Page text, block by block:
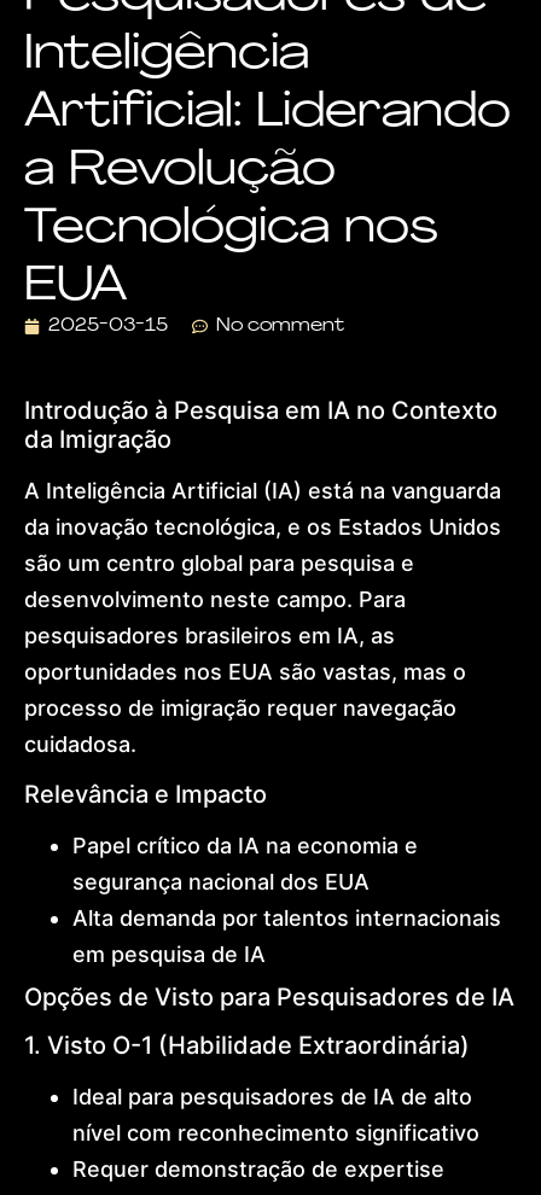
Visa
Gonçalves
Offices
About
Practice
European
Dubai
&
Golden
Dr.
Contact
Inteligência
Artificial: Liderando
a Revolução
Tecnológica nos
EUA
2025-03-15 No comment
Introdução à Pesquisa em IA no Contexto
da Imigração
A Inteligência Artificial (IA) está na vanguarda
da inovação tecnológica, e os Estados Unidos
são um centro global para pesquisa e
desenvolvimento neste campo. Para
pesquisadores brasileiros em IA, as
oportunidades nos EUA são vastas, mas o
processo de imigração requer navegação
cuidadosa.
Relevância e Impacto
Papel crítico da IA na economia e
segurança nacional dos EUA
Alta demanda por talentos internacionais
em pesquisa de IA
Opções de Visto para Pesquisadores de IA
1. Visto O-1 (Habilidade Extraordinária)
Ideal para pesquisadores de IA de alto
nível com reconhecimento significativo
Requer demonstração de expertise